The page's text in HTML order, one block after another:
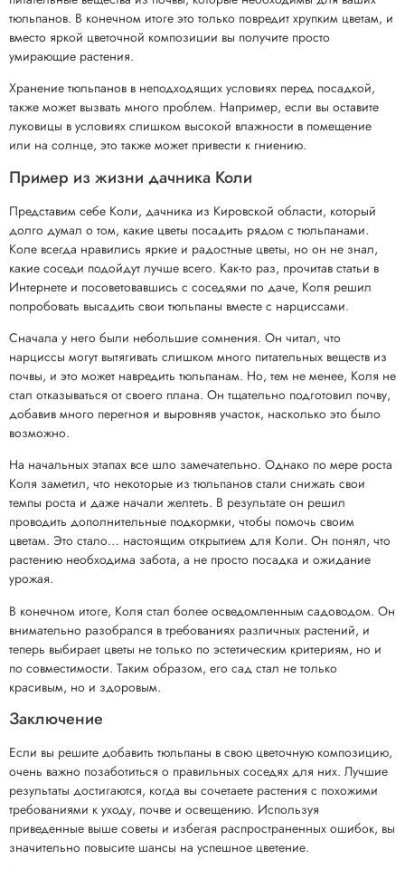
тюльпанов. В конечном итоге это только повредит хрупким цветам, и
вместо яркой цветочной композиции вы получите просто
умирающие растения.
Хранение тюльпанов в неподходящих условиях перед посадкой,
также может вызвать много проблем. Например, если вы оставите
луковицы в условиях слишком высокой влажности в помещение
или на солнце, это также может привести к гниению.
Пример из жизни дачника Коли
Представим себе Коли, дачника из Кировской области, который
долго думал о том, какие цветы посадить рядом с тюльпанами.
Коле всегда нравились яркие и радостные цветы, но он не знал,
какие соседи подойдут лучше всего. Как-то раз, прочитав статьи в
Интернете и посоветовавшись с соседями по даче, Коля решил
попробовать высадить свои тюльпаны вместе с нарциссами.
Сначала у него были небольшие сомнения. Он читал, что
нарциссы могут вытягивать слишком много питательных веществ из
почвы, и это может навредить тюльпанам. Но, тем не менее, Коля не
стал отказываться от своего плана. Он тщательно подготовил почву,
добавив много перегноя и выровняв участок, насколько это было
возможно.
На начальных этапах все шло замечательно. Однако по мере роста
Коля заметил, что некоторые из тюльпанов стали снижать свои
темпы роста и даже начали желтеть. В результате он решил
проводить дополнительные подкормки, чтобы помочь своим
цветам. Это стало… настоящим открытием для Коли. Он понял, что
растению необходима забота, а не просто посадка и ожидание
урожая.
В конечном итоге, Коля стал более осведомленным садоводом. Он
внимательно разобрался в требованиях различных растений, и
теперь выбирает цветы не только по эстетическим критериям, но и
по совместимости. Таким образом, его сад стал не только
красивым, но и здоровым.
Заключение
Если вы решите добавить тюльпаны в свою цветочную композицию,
очень важно позаботиться о правильных соседях для них. Лучшие
результаты достигаются, когда вы сочетаете растения с похожими
требованиями к уходу, почве и освещению. Используя
приведенные выше советы и избегая распространенных ошибок, вы
значительно повысите шансы на успешное цветение.